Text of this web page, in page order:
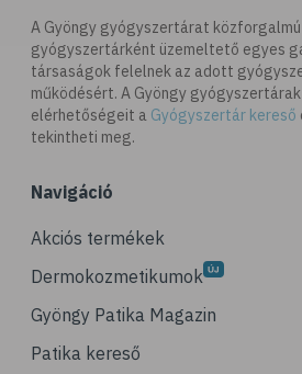
A Gyöngy gyógyszertárat közforgalmú
gyógyszertárként üzemeltető egyes
társaságok felelnek az adott
működésért. A Gyöngy
elérhetőségeit a Gyógyszertár kereső
tekintheti meg.
Navigáció
Akciós termékek
Dermokozmetikumok
Gyöngy Patika Magazin
Patika kereső